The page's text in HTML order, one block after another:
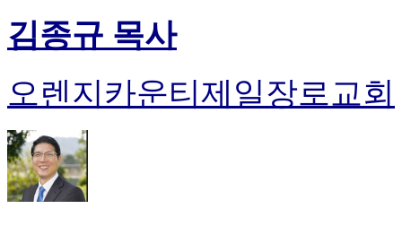
김종규 목사
오렌지카운티제일장로교회